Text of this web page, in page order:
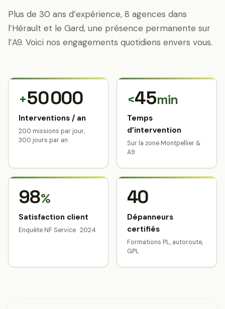
Plus de 30 ans d’expérience, 8 agences dans
l’Hérault et le Gard, une présence permanente sur
l’A9. Voici nos engagements quotidiens envers vous.
+50 000
Interventions / an
200 missions par jour,
300 jours par an
<45min
Temps
d’intervention
Sur la zone Montpellier &
A9
98%
Satisfaction client
Enquête NF Service · 2024
40
Dépanneurs
certifiés
Formations PL, autoroute,
GPL